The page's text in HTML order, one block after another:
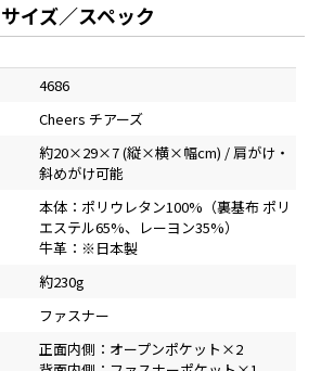
サイズ／スペック
4686
Cheers チアーズ
約20×29×7 (縦×横×幅cm) / 肩がけ・
斜めがけ可能
本体：ポリウレタン100%（裏基布 ポリ
エステル65%、レーヨン35%）
牛革：※日本製
約230g
ファスナー
正面内側：オープンポケット×2